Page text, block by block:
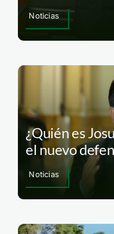
Noticias
¿Quién es
el nuevo
Noticias